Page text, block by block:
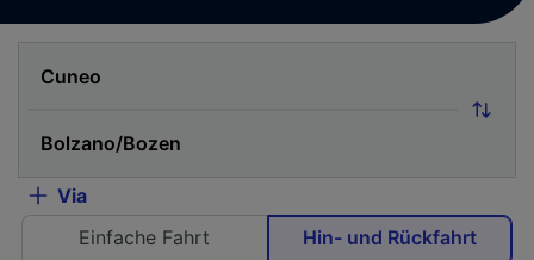
Via
Einfache Fahrt
Hin- und Rückfahrt